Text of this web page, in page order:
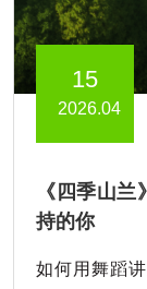
15
2026.04
《四季山
持的你
如何用舞蹈